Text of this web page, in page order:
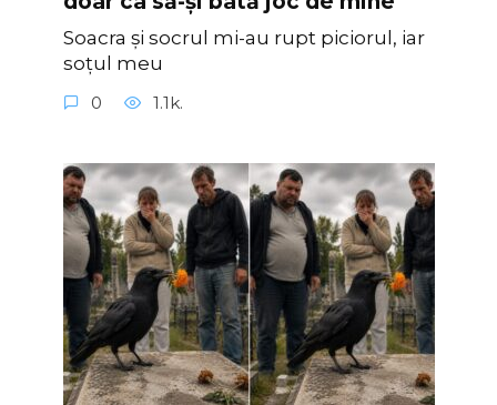
Soacra și socrul mi-au rupt piciorul, iar
soțul meu
0 1.1k.